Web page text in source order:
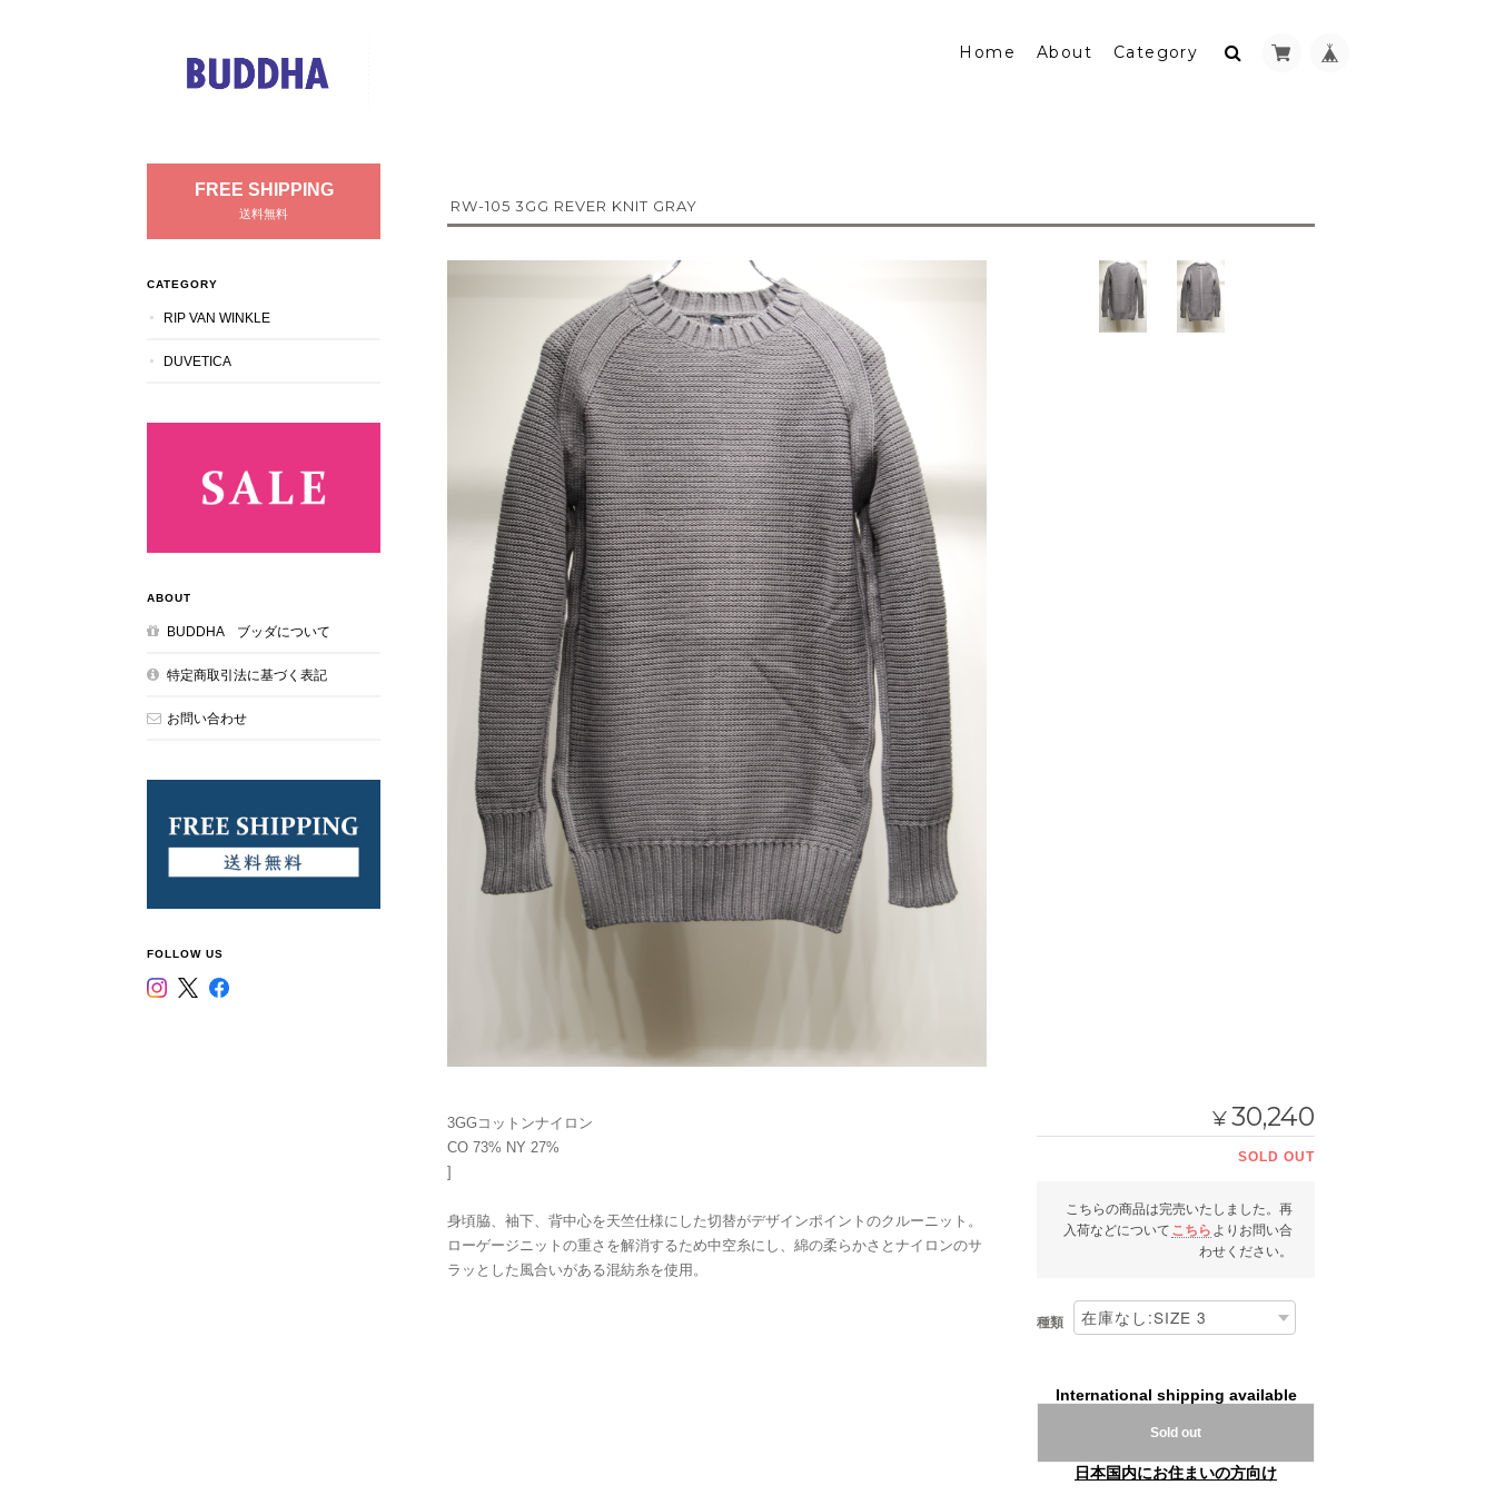
Home About Category
RW-105 3GG REVER KNIT GRAY
3GGコットンナイロン
CO 73% NY 27%
]
身頃脇、袖下、背中心を天竺仕様にした切替がデザインポイントのクルーニット。
ローゲージニットの重さを解消するため中空糸にし、綿の柔らかさとナイロンのサ
ラッとした風合いがある混紡糸を使用。
¥30,240
SOLD OUT
こちらの商品は完売いたしました。再
入荷などについて こちら よりお問い合
わせください。
種類
International shipping available
Sold out
日本国内にお住まいの方向け
FREE SHIPPING
送料無料
CATEGORY
RIP VAN WINKLE
DUVETICA
ABOUT
BUDDHA ブッダについて
特定商取引法に基づく表記
お問い合わせ
FOLLOW US